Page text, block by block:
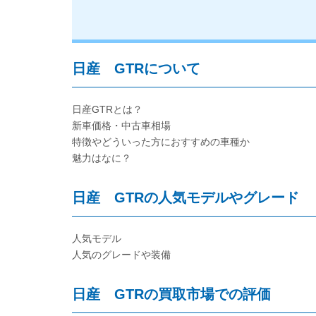
日産 GTRについて
日産GTRとは？
新車価格・中古車相場
特徴やどういった方におすすめの車種か
魅力はなに？
日産 GTRの人気モデルやグレード
人気モデル
人気のグレードや装備
日産 GTRの買取市場での評価